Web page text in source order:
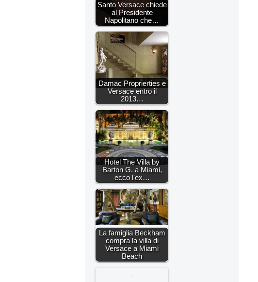
Santo Versace chiede
al Presidente
Napolitano che…
Damac Proprierties e
Versace entro il
2013…
Hotel The Villa by
Barton G. a Miami,
ecco l'ex…
La famiglia Beckham
compra la villa di
Versace a Miami
Beach